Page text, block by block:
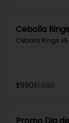
Cebolla
Cebolla Rings x5
$990$1.990